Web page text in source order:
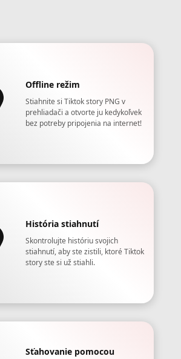
Offline režim
Stiahnite si Tiktok story PNG v
prehliadači a otvorte ju kedykoľvek
bez potreby pripojenia na internet!
História stiahnutí
Skontrolujte históriu svojich
stiahnutí, aby ste zistili, ktoré Tiktok
story ste si už stiahli.
Sťahovanie pomocou